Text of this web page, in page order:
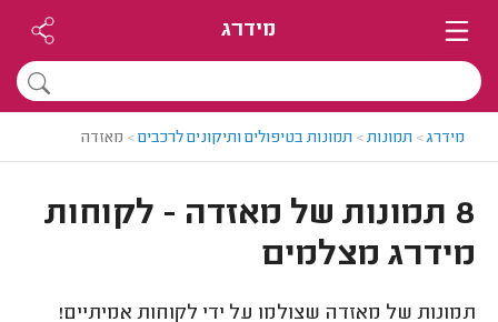
מידרג
מידרג> תמונות> תמונות בטיפולים ותיקונים לרכבים> מאזדה
8 תמונות של מאזדה - לקוחות
מידרג מצלמים
תמונות של מאזדה שצולמו על ידי לקוחות אמיתיים!